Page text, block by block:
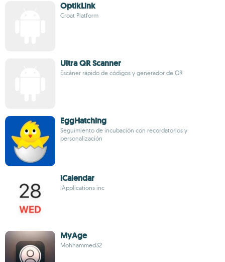
OptikLink
Croat Platform
Ultra QR Scanner
Escáner rápido de códigos y generador de QR
EggHatching
Seguimiento de incubación con recordatorios y
personalización
iCalendar
iApplications inc
MyAge
Mohhammed32